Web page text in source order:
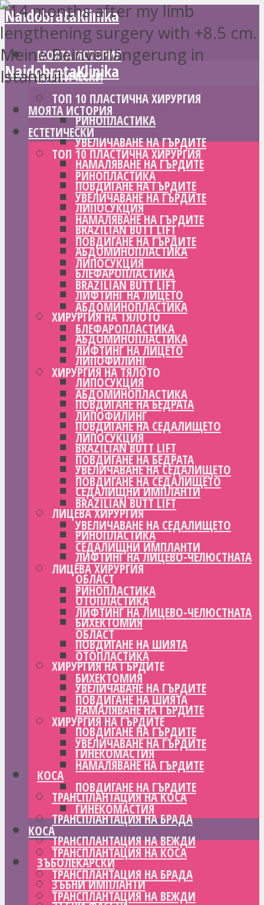
NaidobrataKlinika
МОЯТА ИСТОРИЯ
ЕСТЕТИЧЕСКИ
ТОП 10 ПЛАСТИЧНА ХИРУРГИЯ
РИНОПЛАСТИКА
УВЕЛИЧАВАНЕ НА ГЪРДИТЕ
НАМАЛЯВАНЕ НА ГЪРДИТЕ
ПОВДИГАНЕ НА ГЪРДИТЕ
ЛИПОСУКЦИЯ
BRAZILIAN BUTT LIFT
АБДОМИНОПЛАСТИКА
БЛЕФАРОПЛАСТИКА
ЛИФТИНГ НА ЛИЦЕТО
ХИРУРГИЯ НА ТЯЛОТО
АБДОМИНОПЛАСТИКА
ЛИПОФИЛИНГ
ЛИПОСУКЦИЯ
ПОВДИГАНЕ НА БЕДРАТА
ПОВДИГАНЕ НА СЕДАЛИЩЕТО
BRAZILIAN BUTT LIFT
УВЕЛИЧАВАНЕ НА СЕДАЛИЩЕТО
СЕДАЛИЩНИ ИМПЛАНТИ
ЛИЦЕВА ХИРУРГИЯ
РИНОПЛАСТИКА
ЛИФТИНГ НА ЛИЦЕВО-ЧЕЛЮСТНАТА
ОБЛАСТ
ОТОПЛАСТИКА
БИХЕКТОМИЯ
ПОВДИГАНЕ НА ШИЯТА
ХИРУРГИЯ НА ГЪРДИТЕ
УВЕЛИЧАВАНЕ НА ГЪРДИТЕ
НАМАЛЯВАНЕ НА ГЪРДИТЕ
ПОВДИГАНЕ НА ГЪРДИТЕ
ГИНЕКОМАСТИЯ
КОСА
ТРАНСПЛАНТАЦИЯ НА КОСА
ТРАНСПЛАНТАЦИЯ НА БРАДА
ТРАНСПЛАНТАЦИЯ НА ВЕЖДИ
ЗЪБОЛЕКАРСКИ
ЗЪБНИ ИМПЛАНТИ
NaidobrataKlinika
МОЯТА ИСТОРИЯ
ЕСТЕТИЧЕСКИ
ТОП 10 ПЛАСТИЧНА ХИРУРГИЯ
РИНОПЛАСТИКА
УВЕЛИЧАВАНЕ НА ГЪРДИТЕ
НАМАЛЯВАНЕ НА ГЪРДИТЕ
ПОВДИГАНЕ НА ГЪРДИТЕ
ЛИПОСУКЦИЯ
BRAZILIAN BUTT LIFT
АБДОМИНОПЛАСТИКА
БЛЕФАРОПЛАСТИКА
ЛИФТИНГ НА ЛИЦЕТО
ХИРУРГИЯ НА ТЯЛОТО
АБДОМИНОПЛАСТИКА
ЛИПОФИЛИНГ
ЛИПОСУКЦИЯ
ПОВДИГАНЕ НА БЕДРАТА
ПОВДИГАНЕ НА СЕДАЛИЩЕТО
BRAZILIAN BUTT LIFT
УВЕЛИЧАВАНЕ НА СЕДАЛИЩЕТО
СЕДАЛИЩНИ ИМПЛАНТИ
ЛИЦЕВА ХИРУРГИЯ
РИНОПЛАСТИКА
ЛИФТИНГ НА ЛИЦЕВО-ЧЕЛЮСТНАТА
ОБЛАСТ
ОТОПЛАСТИКА
БИХЕКТОМИЯ
ПОВДИГАНЕ НА ШИЯТА
ХИРУРГИЯ НА ГЪРДИТЕ
УВЕЛИЧАВАНЕ НА ГЪРДИТЕ
НАМАЛЯВАНЕ НА ГЪРДИТЕ
ПОВДИГАНЕ НА ГЪРДИТЕ
ГИНЕКОМАСТИЯ
КОСА
ТРАНСПЛАНТАЦИЯ НА КОСА
ТРАНСПЛАНТАЦИЯ НА БРАДА
ТРАНСПЛАНТАЦИЯ НА ВЕЖДИ